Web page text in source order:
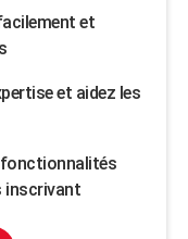
et
et aidez les
inscrivant